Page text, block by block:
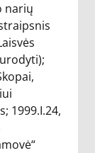
narių
1999.I.24,